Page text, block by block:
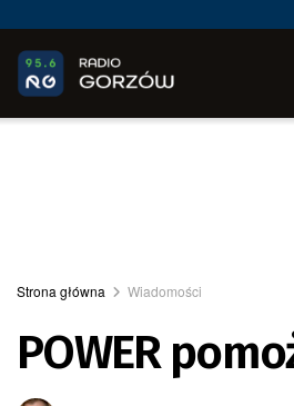
Strona główna Wiadomości
POWER